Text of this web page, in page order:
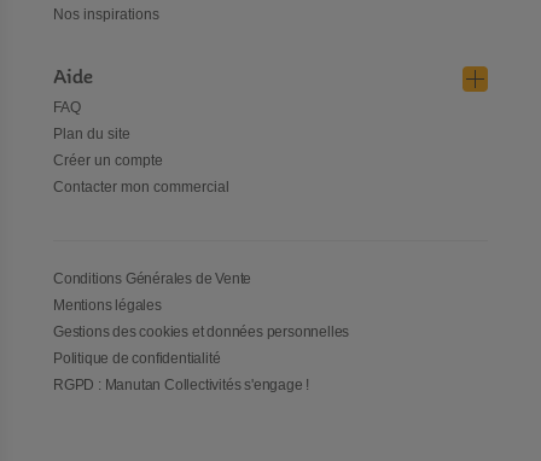
Nos inspirations
Aide
FAQ
Plan du site
Créer un compte
Contacter mon commercial
Conditions Générales de Vente
Mentions légales
Gestions des cookies et données personnelles
Politique de confidentialité
RGPD : Manutan Collectivités s'engage !